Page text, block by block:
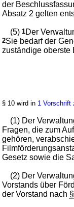
der
Absatz 2 gelten
(5)1Der
2Sie bedarf der
zuständige oberste
§ 10 wird in 1 Vorschrift
(1) Der
Fragen, die zum
gehören,
Gesetz sowie die
(2) Der
Vorstands über
der Vorstand nach